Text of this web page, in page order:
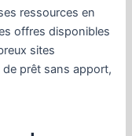
ressources en
offres disponibles
sites
prêt sans apport,